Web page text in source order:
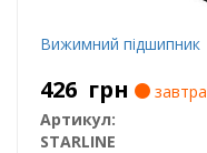
Вижимний підшипник
426 грн
завтра
Артикул:
STARLINE